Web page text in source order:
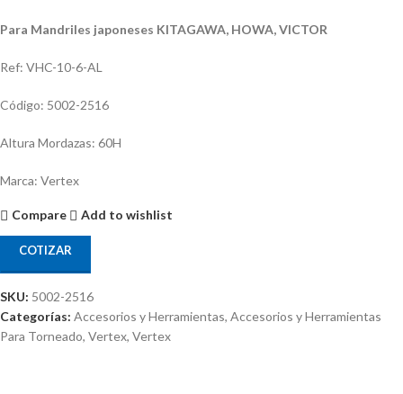
Para Mandriles japoneses KITAGAWA, HOWA, VICTOR
Ref: VHC-10-6-AL
Código: 5002-2516
Altura Mordazas: 60H
Marca: Vertex
Compare Add to wishlist
COTIZAR
SKU: 5002-2516
Categorías: Accesorios y Herramientas, Accesorios y Herramientas
Para Torneado, Vertex, Vertex